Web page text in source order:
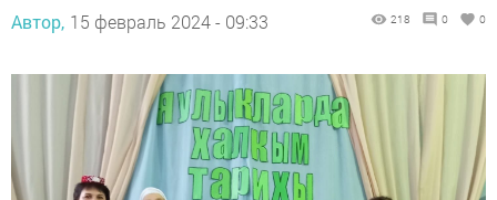
Автор, 15 февраль 2024 - 09:33 218 0 0